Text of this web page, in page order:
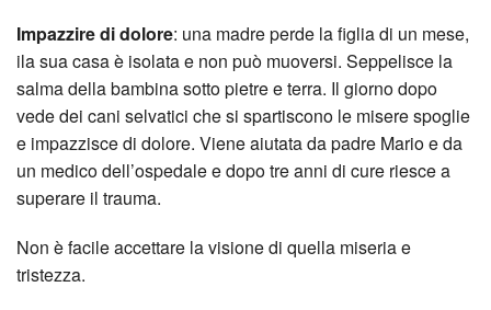
Impazzire di dolore: una madre perde la figlia di un mese,
ila sua casa è isolata e non può muoversi. Seppelisce la
salma della bambina sotto pietre e terra. Il giorno dopo
vede dei cani selvatici che si spartiscono le misere spoglie
e impazzisce di dolore. Viene aiutata da padre Mario e da
un medico dell’ospedale e dopo tre anni di cure riesce a
superare il trauma.
Non è facile accettare la visione di quella miseria e
tristezza.